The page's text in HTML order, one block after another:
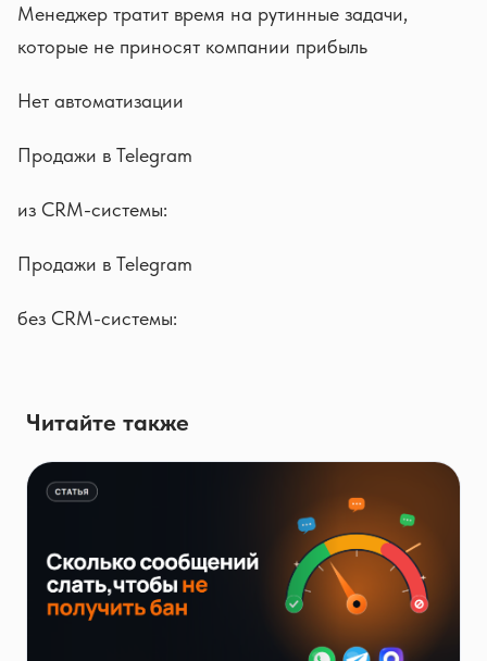
Менеджер тратит время на рутинные задачи,
которые не приносят компании прибыль
Нет автоматизации
Продажи в Telegram
из CRM-системы:
Продажи в Telegram
без CRM-системы:
Читайте также